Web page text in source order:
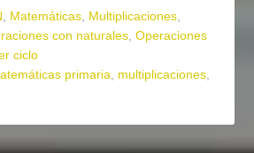
, Matemáticas, Multiplicaciones,
con naturales,Operaciones
ciclo
primaria, multiplicaciones,